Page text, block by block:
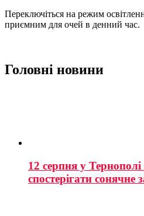
Переключіться на режим
приємним для очей в денний час.
Головні новини
12 серпня у
спостерігати сонячне